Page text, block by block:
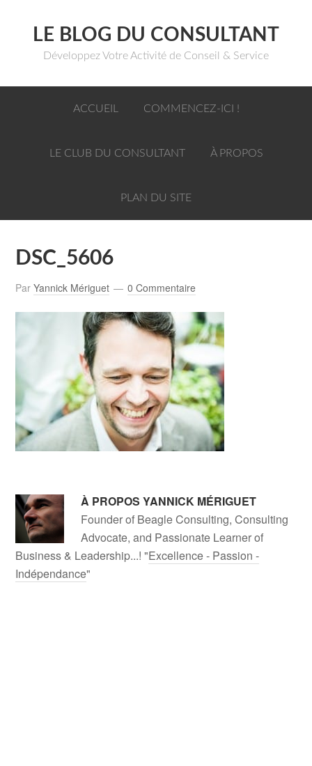
LE BLOG DU CONSULTANT
Développez Votre Activité de Conseil & Service
ACCUEIL COMMENCEZ-ICI !
LE CLUB DU CONSULTANT À PROPOS
PLAN DU SITE
DSC_5606
ParYannick Mériguet 0 Commentaire
À PROPOSYANNICK MÉRIGUET
Founder of Beagle Consulting, Consulting
Advocate, and Passionate Learner of
Business & Leadership...! "Excellence - Passion -
Indépendance"